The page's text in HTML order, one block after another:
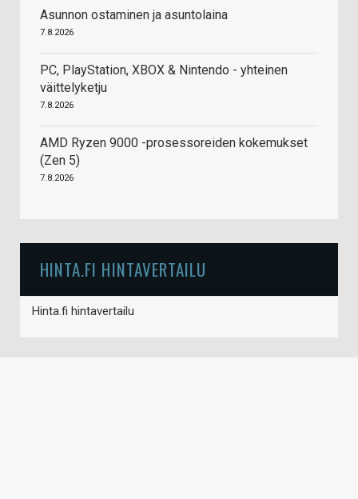
Asunnon ostaminen ja asuntolaina
7.8.2026
PC, PlayStation, XBOX & Nintendo - yhteinen
väittelyketju
7.8.2026
AMD Ryzen 9000 -prosessoreiden kokemukset
(Zen 5)
7.8.2026
HINTA.FI HINTAVERTAILU
Hinta.fi hintavertailu